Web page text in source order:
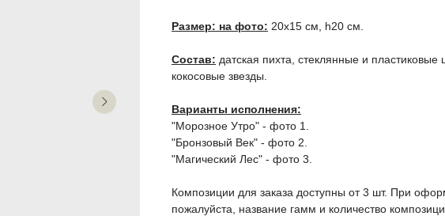
Размер: на фото: 20х15 см, h20 см.
Состав: датская пихта, стеклянные и
кокосовые звезды.
Варианты исполнения:
"Морозное Утро" - фото 1.
"Бронзовый Век" - фото 2.
"Магический Лес" - фото 3.
Композиции для заказа доступны от 3 шт. При
пожалуйста, название гамм и количество